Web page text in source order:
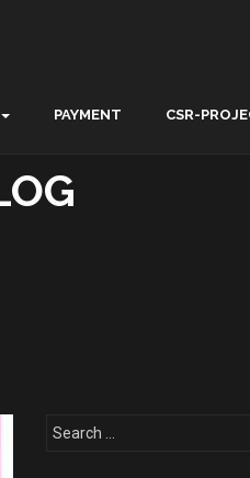
PAYMENT CSR-